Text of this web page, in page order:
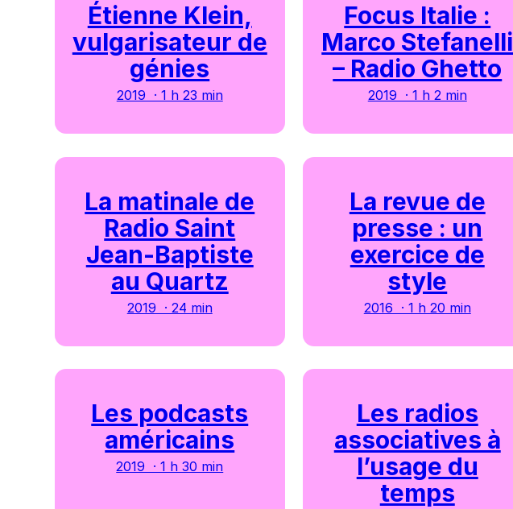
Étienne Klein,
vulgarisateur de
génies
2019 · 1 h 23 min
Focus Italie :
Marco Stefanelli
– Radio Ghetto
2019 · 1 h 2 min
La matinale de
Radio Saint
Jean-Baptiste
au Quartz
2019 · 24 min
La revue de
presse : un
exercice de
style
2016 · 1 h 20 min
Les podcasts
américains
2019 · 1 h 30 min
Les radios
associatives à
l’usage du
temps